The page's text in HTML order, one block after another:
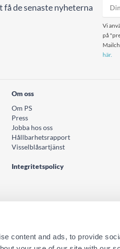
content and ads, to provide
de senaste nyheterna
Vi
på
här.
Om oss
Om PS
Press
Jobba hos oss
Hållbarhetsrapport
Visselblåsartjänst
Integritetspolicy